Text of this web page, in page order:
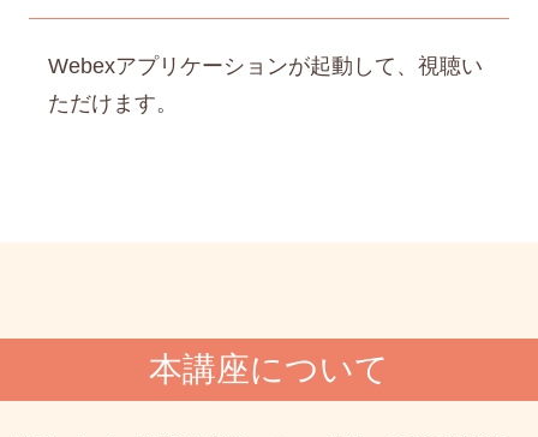
Webexアプリケーションが起動して、視聴い
ただけます。
本講座について